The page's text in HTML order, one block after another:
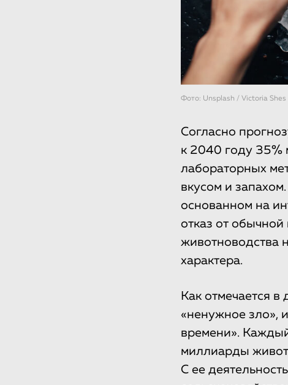
Фото: Unsplash / Victoria Shes
Согласно
к 2040 году 35%
лабораторных
вкусом и
основанном на
отказ от
животноводства
характера.
Как отмечается
«ненужное зло»,
времени».
миллиарды
С ее